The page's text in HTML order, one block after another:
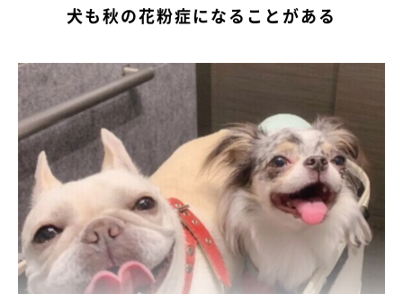
犬も秋の花粉症になることがある